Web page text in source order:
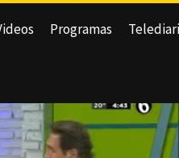
Programas